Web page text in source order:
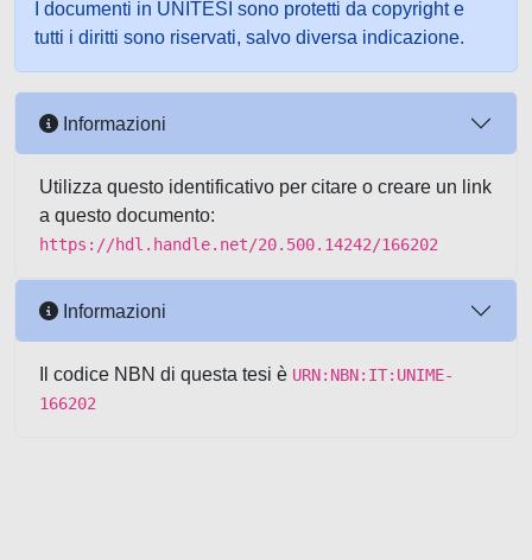
I documenti in UNITESI sono protetti da copyright e
tutti i diritti sono riservati, salvo diversa indicazione.
Informazioni
Utilizza questo identificativo per citare o creare un link
a questo documento:
https://hdl.handle.net/20.500.14242/166202
Informazioni
Il codice NBN di questa tesi è URN:NBN:IT:UNIME-
166202